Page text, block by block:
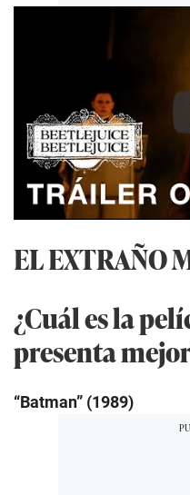
EL EXTRAÑO
¿Cuál es la
presenta
“Batman” (1989)